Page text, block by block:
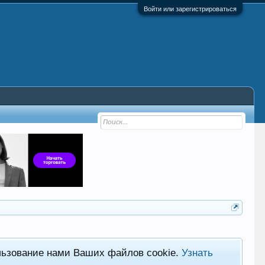
Войти или зарегистрироваться
нами Ваших файлов cookie.Узнать